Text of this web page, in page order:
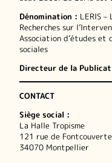
Dénomination : LERIS
Recherches sur
Association d’études et
sociales
Directeur de la
CONTACT
Siège social :
La Halle Tropisme
121 rue de Fontcouverte
34070 Montpellier